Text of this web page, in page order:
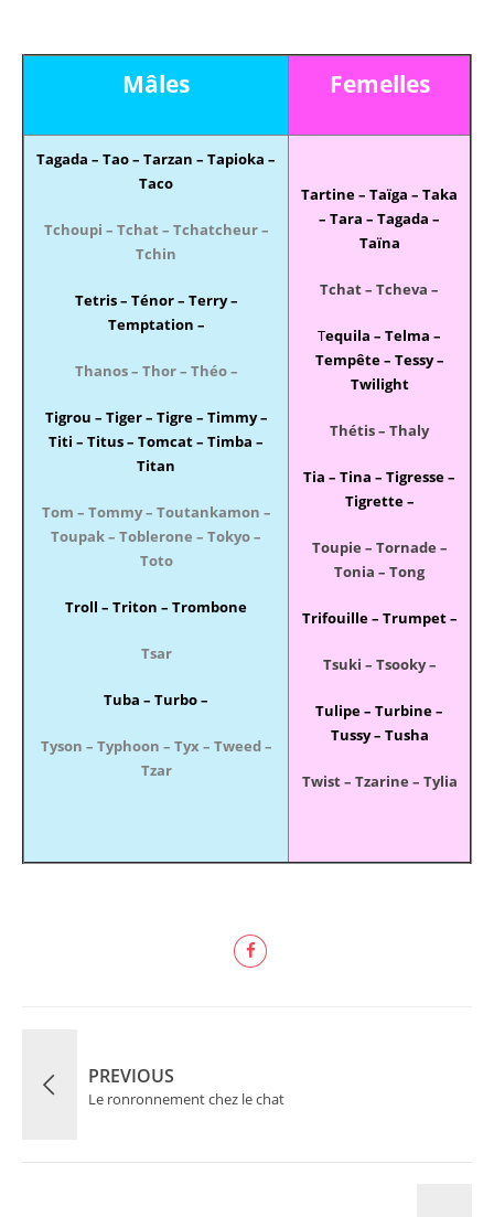
Mâles Femelles
Tagada – Tao – Tarzan – Tapioka –
Taco
Tchoupi – Tchat – Tchatcheur –
Tchin
Tetris – Ténor – Terry –
Temptation –
Thanos – Thor – Théo –
Tigrou – Tiger – Tigre – Timmy –
Titi – Titus – Tomcat – Timba –
Titan
Tom – Tommy – Toutankamon –
Toupak – Toblerone – Tokyo –
Toto
Troll – Triton – Trombone
Tsar
Tuba – Turbo –
Tyson – Typhoon – Tyx – Tweed –
Tzar
Tartine – Taïga – Taka
– Tara – Tagada –
Taïna
Tchat – Tcheva –
Tequila – Telma –
Tempête – Tessy –
Twilight
Thétis – Thaly
Tia – Tina – Tigresse –
Tigrette –
Toupie – Tornade –
Tonia – Tong
Trifouille – Trumpet –
Tsuki – Tsooky –
Tulipe – Turbine –
Tussy – Tusha
Twist – Tzarine – Tylia
PREVIOUS
Le ronronnement chez le chat